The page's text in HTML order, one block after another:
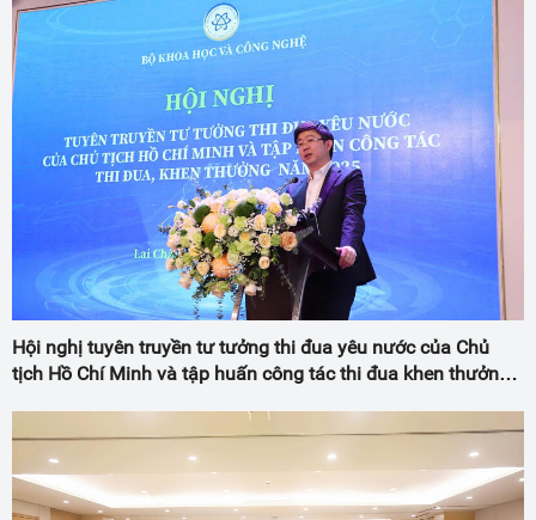
Hội nghị tuyên truyền tư tưởng thi đua yêu nước của Chủ
tịch Hồ Chí Minh và tập huấn công tác thi đua khen thưởng